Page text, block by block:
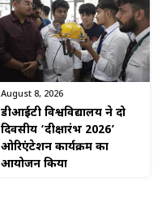
August 8, 2026
डीआईटी विश्वविद्यालय ने दो
दिवसीय ‘दीक्षारंभ 2026’
ओरिएंटेशन कार्यक्रम का
आयोजन किया